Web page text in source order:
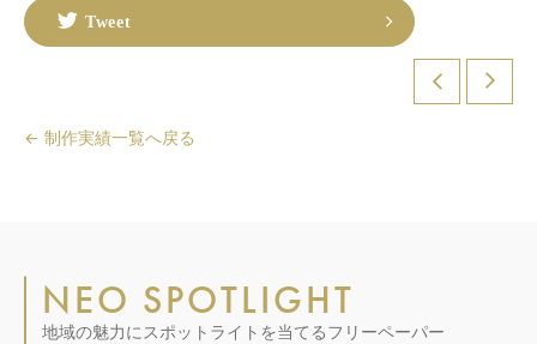
Tweet
← 制作実績一覧へ戻る
NEO SPOTLIGHT
地域の魅力にスポットライトを当てるフリーペーパー